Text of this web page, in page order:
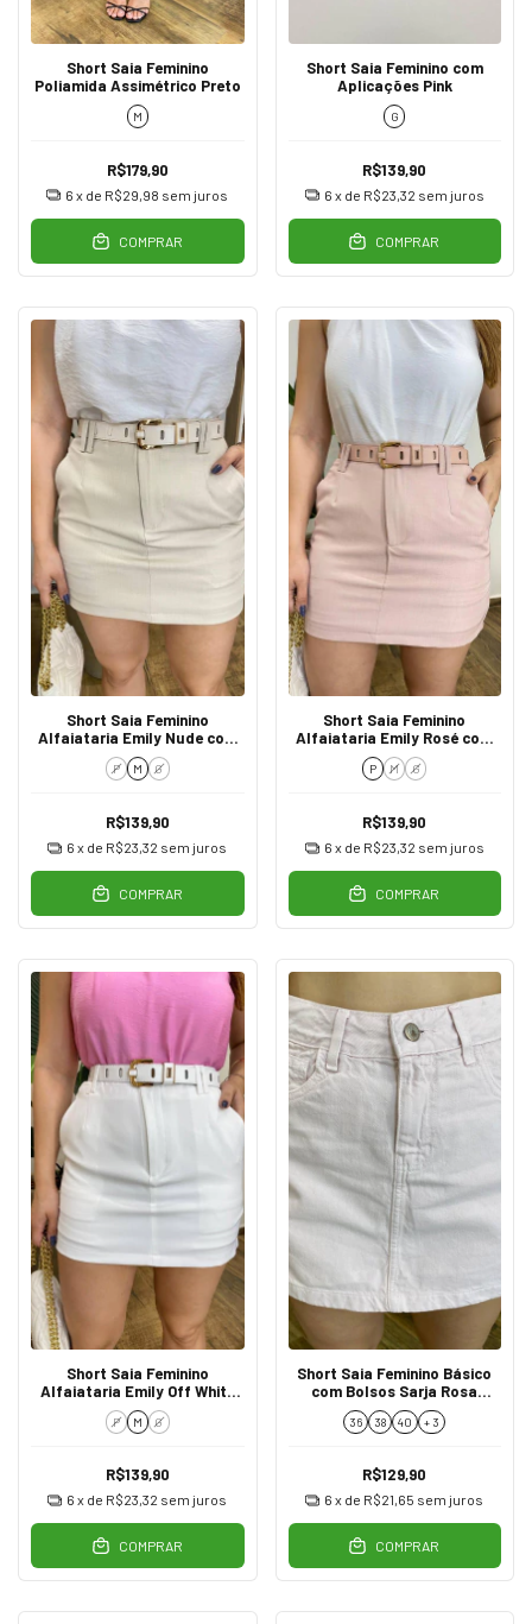
Short Saia Feminino
Poliamida Assimétrico Preto
M
R$179,90
6 x de R$29,98 sem juros
COMPRAR
Short Saia Feminino com
Aplicações Pink
G
R$139,90
6 x de R$23,32 sem juros
COMPRAR
Short Saia Feminino
Alfaiataria Emily Nude com
Cinto
P M G
R$139,90
6 x de R$23,32 sem juros
COMPRAR
Short Saia Feminino
Alfaiataria Emily Rosé com
Cinto
P M G
R$139,90
6 x de R$23,32 sem juros
COMPRAR
Short Saia Feminino
Alfaiataria Emily Off White
com Cinto
P M G
R$139,90
6 x de R$23,32 sem juros
COMPRAR
Short Saia Feminino Básico
com Bolsos Sarja Rosa
094575
36 38 40 + 3
R$129,90
6 x de R$21,65 sem juros
COMPRAR